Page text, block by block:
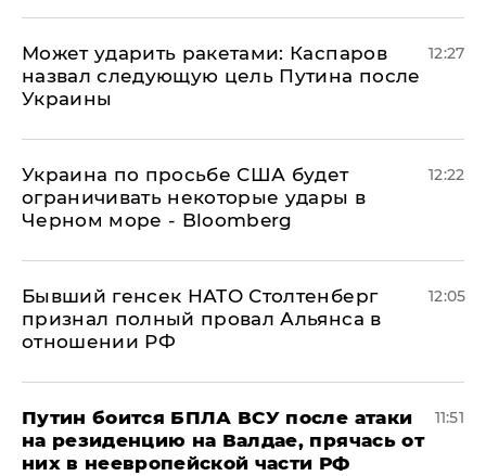
Может ударить ракетами: Каспаров
назвал следующую цель Путина после
Украины
12:27
Украина по просьбе США будет
ограничивать некоторые удары в
Черном море - Bloomberg
12:22
Бывший генсек НАТО Столтенберг
признал полный провал Альянса в
отношении РФ
12:05
Путин боится БПЛА ВСУ после атаки
на резиденцию на Валдае, прячась от
них в неевропейской части РФ
11:51